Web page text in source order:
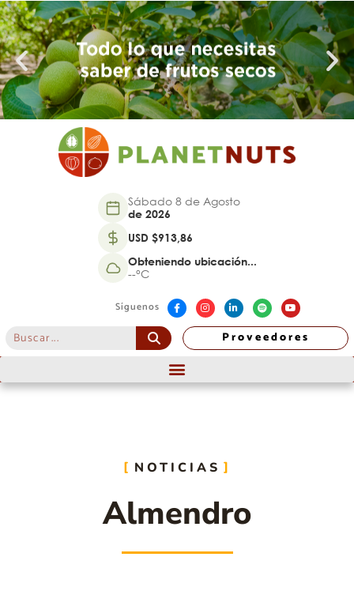
Sábado 8 de Agosto
de 2026
USD $913,86
Obteniendo ubicación...
--°C
Síguenos
Proveedores
NOTICIAS
Almendro